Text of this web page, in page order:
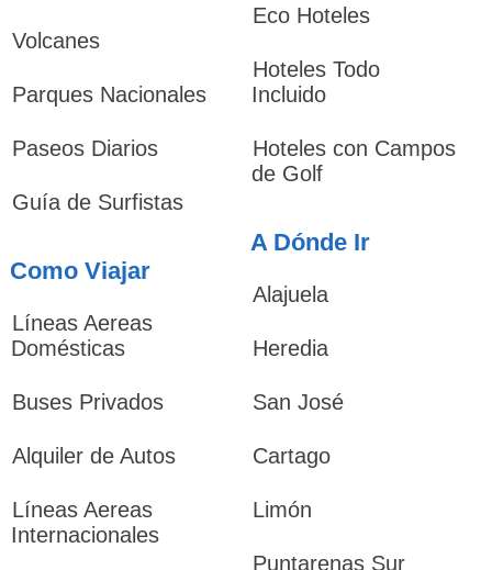
Volcanes
Parques Nacionales
Paseos Diarios
Guía de Surfistas
Como Viajar
Líneas Aereas
Domésticas
Buses Privados
Alquiler de Autos
Líneas Aereas
Internacionales
Eco Hoteles
Hoteles Todo
Incluido
Hoteles con Campos
de Golf
A Dónde Ir
Alajuela
Heredia
San José
Cartago
Limón
Puntarenas Sur